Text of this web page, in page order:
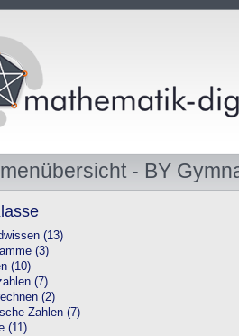
- BY
(13)
(3)
(10)
(7)
(2)
Zahlen (7)
(11)